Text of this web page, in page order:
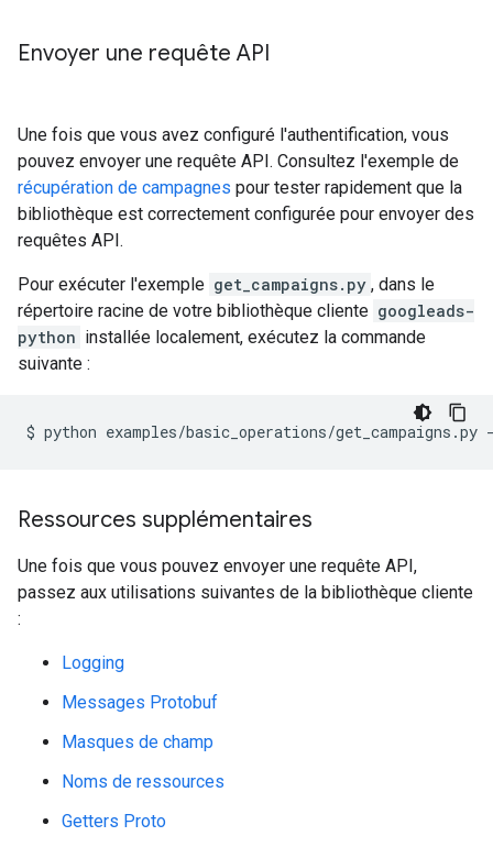
Envoyer une requête API
Une fois que vous avez configuré l'authentification, vous
pouvez envoyer une requête API. Consultez l'exemple de
récupération de campagnes pour tester rapidement que la
bibliothèque est correctement configurée pour envoyer des
requêtes API.
Pour exécuter l'exemple get_campaigns.py , dans le
répertoire racine de votre bibliothèque cliente googleads-
python installée localement, exécutez la commande
suivante :
$ python examples/basic_operations/get_campaigns.py
Ressources supplémentaires
Une fois que vous pouvez envoyer une requête API,
passez aux utilisations suivantes de la bibliothèque cliente
:
Logging
Messages Protobuf
Masques de champ
Noms de ressources
Getters Proto